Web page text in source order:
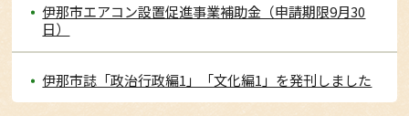
伊那市エアコン設置促進事業補助金（申請期限9月30
日）
伊那市誌「政治行政編1」「文化編1」を発刊しました